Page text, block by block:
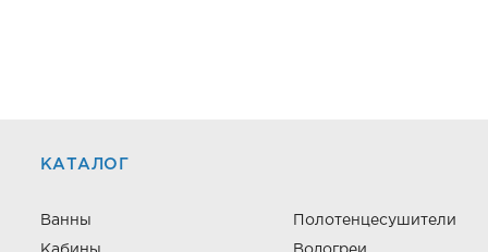
КАТАЛОГ
Ванны Полотенцесушители